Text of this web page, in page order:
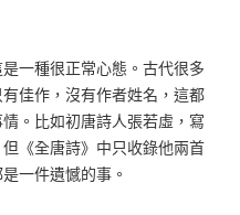
一種很正常心態。古代很多
佳作，沒有作者姓名，這都
。比如初唐詩人張若虛，寫
《全唐詩》中只收錄他兩首
一件遺憾的事。